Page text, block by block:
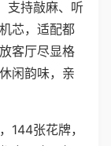
支持敲麻、听
芯，适配都
客厅尽显格
闲韵味，亲
144张花牌，